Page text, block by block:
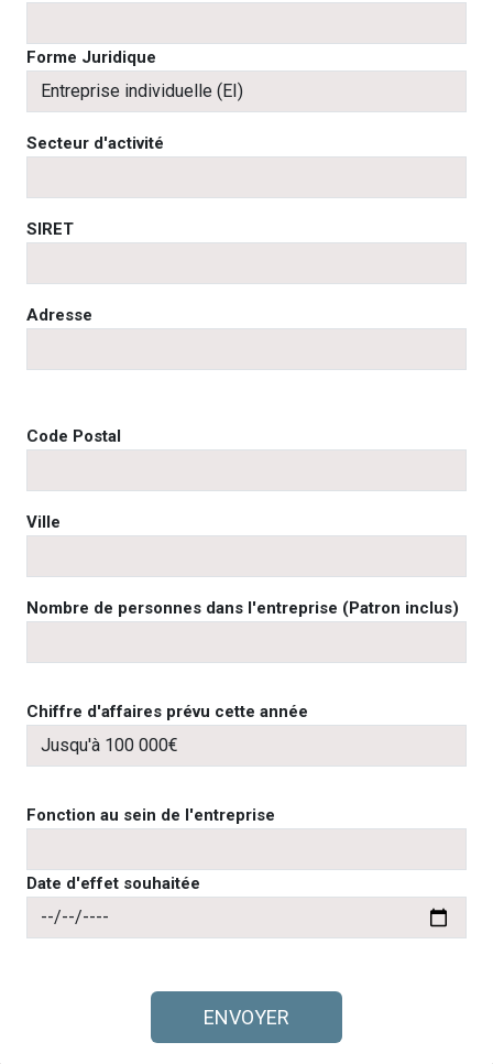
Forme Juridique
Secteur d'activité
SIRET
Adresse
Code Postal
Ville
Nombre de personnes dans l'entreprise (Patron inclus)
Chiffre d'affaires prévu cette année
Fonction au sein de l'entreprise
Date d'effet souhaitée
ENVOYER